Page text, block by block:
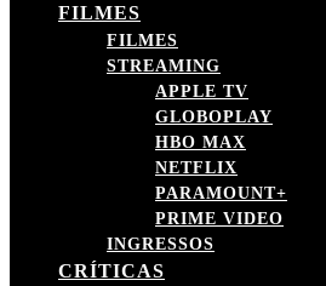
FILMES
FILMES
STREAMING
APPLE TV
GLOBOPLAY
HBO MAX
NETFLIX
PARAMOUNT+
PRIME VIDEO
INGRESSOS
CRÍTICAS